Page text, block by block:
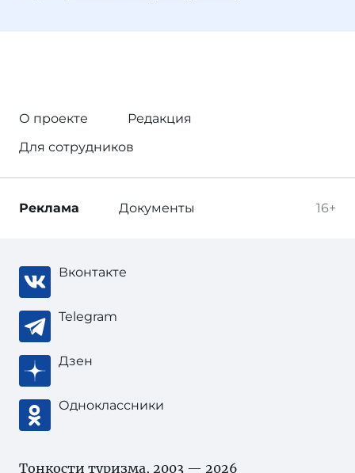
О проекте
Редакция
Для сотрудников
16+
Реклама Документы
Вконтакте
Telegram
Дзен
Одноклассники
Тонкости туризма, 2003 — 2026